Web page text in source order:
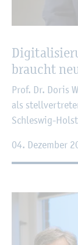
braucht
Prof. Dr. Doris
als
Schles­wig-
04. De­zem­ber